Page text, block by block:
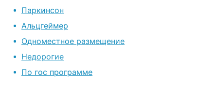
Паркинсон
Альцгеймер
Одноместное размещение
Недорогие
По гос программе